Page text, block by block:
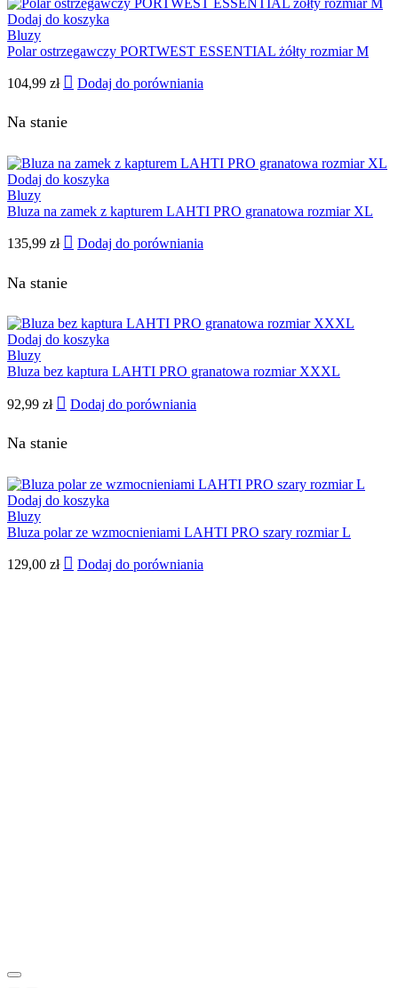
Dodaj do koszyka
Bluzy
Polar ostrzegawczy PORTWEST ESSENTIAL żółty rozmiar M
104,99 zł Dodaj do porówniania
Na stanie
Dodaj do koszyka
Bluzy
Bluza na zamek z kapturem LAHTI PRO granatowa rozmiar XL
135,99 zł Dodaj do porówniania
Na stanie
Dodaj do koszyka
Bluzy
Bluza bez kaptura LAHTI PRO granatowa rozmiar XXXL
92,99 zł Dodaj do porówniania
Na stanie
Dodaj do koszyka
Bluzy
Bluza polar ze wzmocnieniami LAHTI PRO szary rozmiar L
129,00 zł Dodaj do porówniania